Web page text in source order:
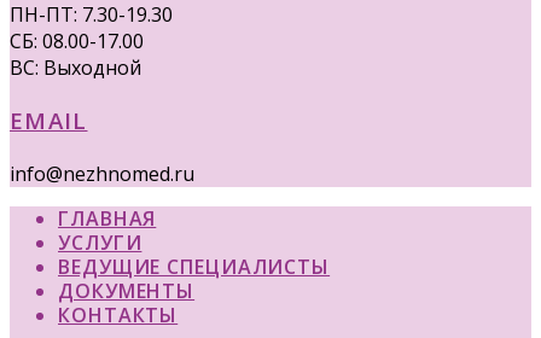
ПН-ПТ: 7.30-19.30
СБ: 08.00-17.00
ВС: Выходной
EMAIL
info@nezhnomed.ru
ГЛАВНАЯ
УСЛУГИ
ВЕДУЩИЕ СПЕЦИАЛИСТЫ
ДОКУМЕНТЫ
КОНТАКТЫ